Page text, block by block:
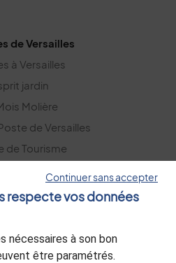
de Versailles
à Versailles
jardin
Molière
de Versailles
de Tourisme
Continuer sans accepter
respecte vos données
nécessaires à son bon
être paramétrés.